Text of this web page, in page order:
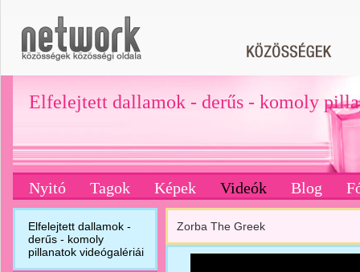
Elfelejtett dallamok - derűs - komoly
Nyitó Tagok Képek Videók Blog
Elfelejtett dallamok -
derűs - komoly
pillanatok videógalériái
Zorba The Greek